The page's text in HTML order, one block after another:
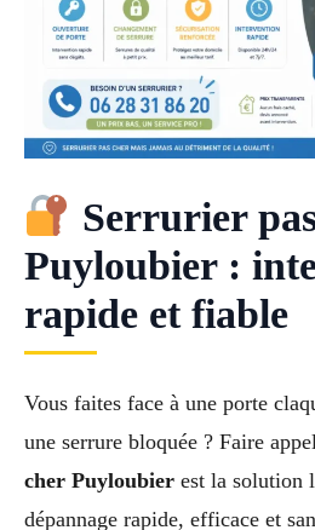
Serrurier
Puyloubier :
rapide et fiable
Vous faites face à une porte
une serrure bloquée ? Faire
cher Puyloubier est la solution
dépannage rapide, efficace et